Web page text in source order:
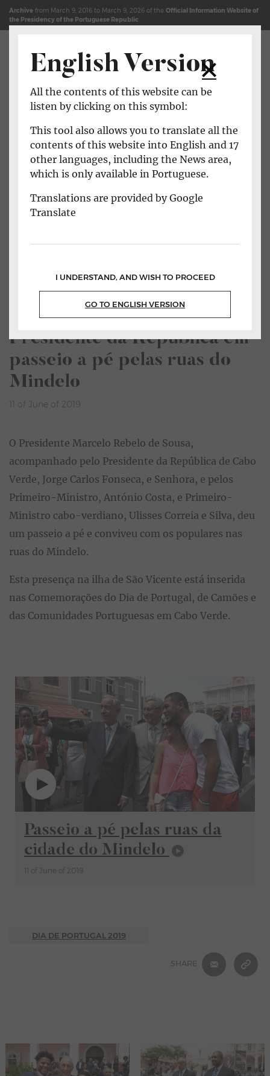
Jump to content (shortcut key c)
Site Map
Archive from March 9, 2016 to March 9, 2026 of the Official Information Website of
the Presidency of the Portuguese Republic
Open main menu
All News
Presidente da República em
passeio a pé pelas ruas do
Mindelo
11 of June of 2019
O Presidente Marcelo Rebelo de Sousa,
acompanhado pelo Presidente da República de Cabo
Verde, Jorge Carlos Fonseca, e Senhora, e pelos
Primeiro-Ministro, António Costa, e Primeiro-
Ministro cabo-verdiano, Ulisses Correia e Silva, deu
um passeio a pé e conviveu com os populares nas
ruas do Mindelo.
Esta presença na ilha de São Vicente está inserida
nas Comemorações do Dia de Portugal, de Camões e
das Comunidades Portuguesas em Cabo Verde.
Video
Passeio a pé pelas ruas da
cidade do Mindelo
11 of June of 2019
DIA DE PORTUGAL 2019
SHARE
E-MAIL
English Version
All the contents of this website can be
listen by clicking on this symbol:
This tool also allows you to translate all the
contents of this website into English and 17
other languages, including the News area,
which is only available in Portuguese.
Translations are provided by Google
Translate
I UNDERSTAND, AND WISH TO PROCEED
GO TO ENGLISH VERSION